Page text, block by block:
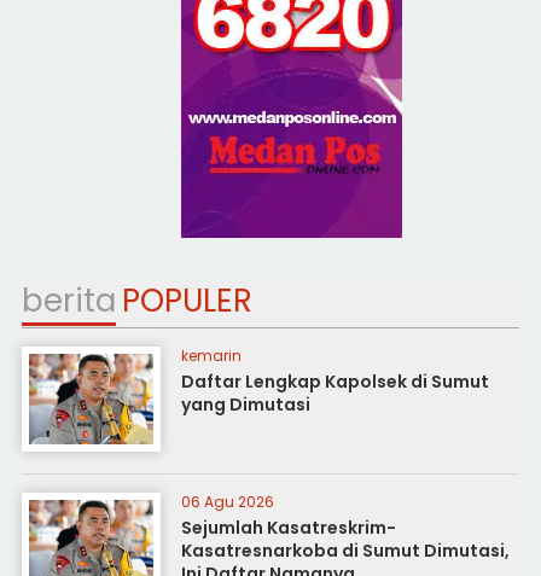
berita POPULER
kemarin
Daftar Lengkap Kapolsek di Sumut
yang Dimutasi
06 Agu 2026
Sejumlah Kasatreskrim-
Kasatresnarkoba di Sumut Dimutasi,